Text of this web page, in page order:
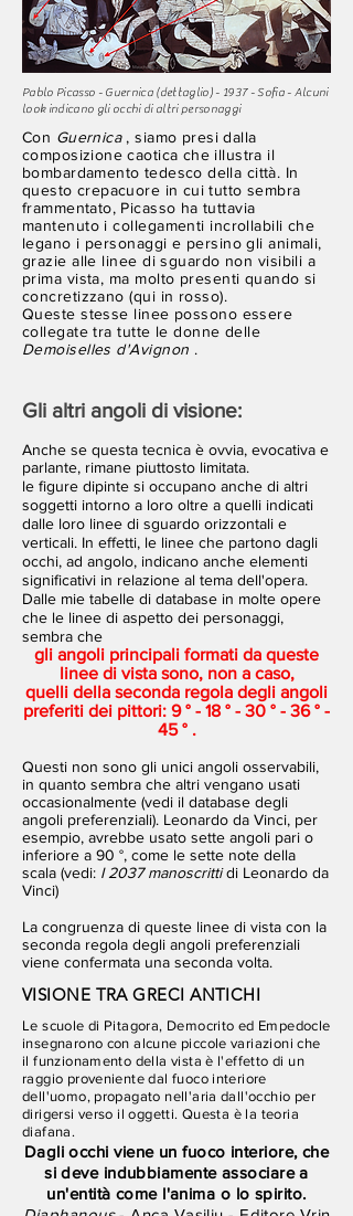
Pablo Picasso - Guernica (dettaglio) - 1937 - Sofia - Alcuni
look indicano gli occhi di altri personaggi
Con Guernica, siamo presi dalla
composizione caotica che illustra il
bombardamento tedesco della città. In
questo crepacuore in cui tutto sembra
frammentato, Picasso ha tuttavia
mantenuto i collegamenti incrollabili che
legano i personaggi e persino gli animali,
grazie alle linee di sguardo non visibili a
prima vista, ma molto presenti quando si
concretizzano (qui in rosso).
Queste stesse linee possono essere
collegate tra tutte le donne delle
Demoiselles d'Avignon .
Gli altri angoli di visione:
Anche se questa tecnica è ovvia, evocativa e
parlante, rimane piuttosto limitata.
le figure dipinte si occupano anche di altri
soggetti intorno a loro oltre a quelli indicati
dalle loro linee di sguardo orizzontali e
verticali. In effetti, le linee che partono dagli
occhi, ad angolo, indicano anche elementi
significativi in ​​relazione al tema dell'opera.
Dalle mie tabelle di database in molte opere
che le linee di aspetto dei personaggi,
sembra che
gli angoli principali formati da queste
linee di vista sono, non a caso,
quelli della seconda regola degli angoli
preferiti dei pittori: 9 ° - 18 ° - 30 ° - 36 ° -
45 ° .
Questi non sono gli unici angoli osservabili,
in quanto sembra che altri vengano usati
occasionalmente (vedi il database degli
angoli preferenziali). Leonardo da Vinci, per
esempio, avrebbe usato sette angoli pari o
inferiore a 90 °, come le sette note della
scala (vedi: I 2037 manoscrittidi Leonardo da
Vinci)
La congruenza di queste linee di vista con la
seconda regola degli angoli preferenziali
viene confermata una seconda volta.
VISIONE TRA GRECI ANTICHI
Le scuole di Pitagora, Democrito ed Empedocle
insegnarono con alcune piccole variazioni che
il funzionamento della vista è l'effetto di un
raggio proveniente dal fuoco interiore
dell'uomo, propagato nell'aria dall'occhio per
dirigersi verso il oggetti. Questa è la teoria
diafana.
Dagli occhi viene un fuoco interiore, che
si deve indubbiamente associare a
un'entità come l'anima o lo spirito.